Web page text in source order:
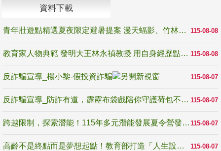
資料下載
115-08-08
青年壯遊點精選夏夜限定避暑提案 漫天蝠影、竹林尋蛙、茶香夜觀 邀青年暮色出發
115-08-08
教育家人物典範 發明大王林永禎教授 用自身經歷點亮學生的路
115-08-07
反詐騙宣導_楊小黎-假投資詐騙
115-08-07
反詐騙宣導_防詐有道，霹靂布袋戲陪你守護荷包不受騙
115-08-07
跨越限制，探索潛能！115年多元潛能發展夏令營發掘生命無限可能
115-08-07
高齡不是終點而是夢想起點！教育部打造「人生設計夢工場」 參展第3屆高齡健康產業博覽會